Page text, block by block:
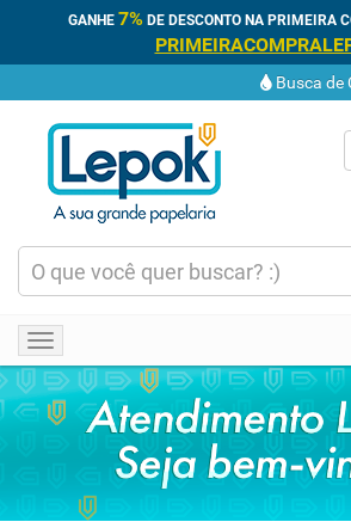
GANHE 7% DE DESCONTO NA PRIMEIRA
Busca de
Toggle
navigation